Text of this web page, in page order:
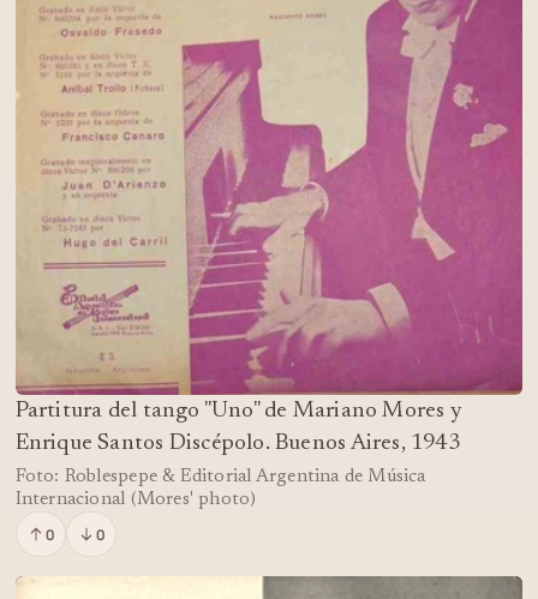
Partitura del tango "Uno" de Mariano Mores y
Enrique Santos Discépolo. Buenos Aires, 1943
Foto: Roblespepe & Editorial Argentina de Música
Internacional (Mores' photo)
0 0